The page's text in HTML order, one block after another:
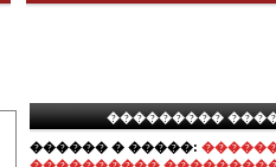
���������
������ � �����: